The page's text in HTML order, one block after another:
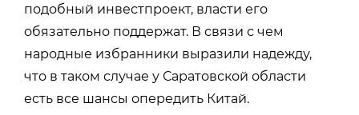
подобный инвестпроект, власти его
обязательно поддержат. В связи с чем
народные избранники выразили надежду,
что в таком случае у Саратовской области
есть все шансы опередить Китай.